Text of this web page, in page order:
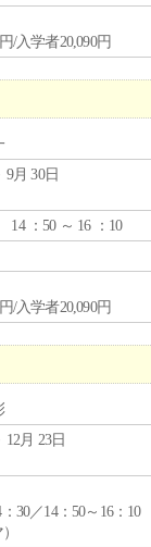
/入学者20,090円
9月 30日
14 ：50 ～ 16 ：10
/入学者20,090円
12月 23日
30／14：50～16：10